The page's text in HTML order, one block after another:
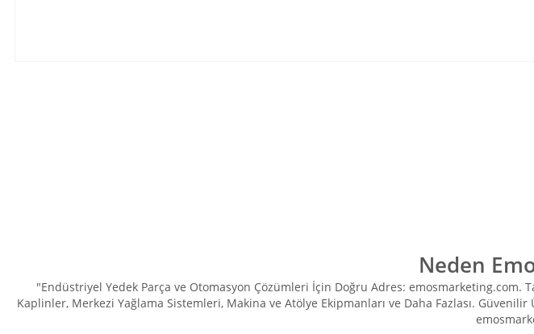
Neden
"Endüstriyel Yedek Parça ve Otomasyon Çözümleri İçin Doğru Adres: emosmarketing.com.
Kaplinler, Merkezi Yağlama Sistemleri, Makina ve Atölye Ekipmanları ve Daha Fazlası.